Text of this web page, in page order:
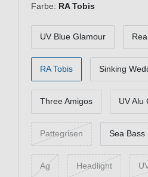
Farbe: RA Tobis
UV Blue Glamour
RA Tobis Sinking
Three Amigos UV Alu
Pattegrisen Sea Bass
Ag Headlight